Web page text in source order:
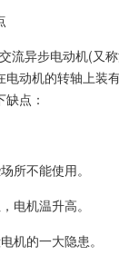
流异步电动机(又
动机的转轴上装
点：
所不能使用。
电机温升高。
机的一大隐患。